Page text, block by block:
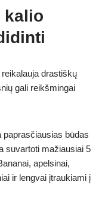
kalio
drastiškų
gali reikšmingai
paprasčiausias būdas
suvartoti mažiausiai 5
apelsinai,
ir lengvai įtraukiami į